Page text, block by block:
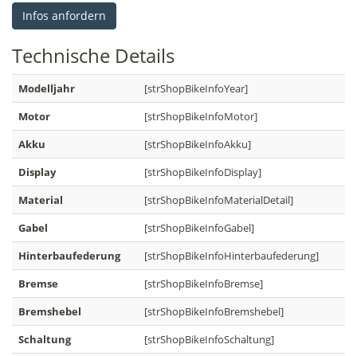
Infos anfordern
Technische Details
Modelljahr
[strShopBikeInfoYear]
Motor
[strShopBikeInfoMotor]
Akku
[strShopBikeInfoAkku]
Display
[strShopBikeInfoDisplay]
Material
[strShopBikeInfoMaterialDetail]
Gabel
[strShopBikeInfoGabel]
Hinterbaufederung
[strShopBikeInfoHinterbaufederung]
Bremse
[strShopBikeInfoBremse]
Bremshebel
[strShopBikeInfoBremshebel]
Schaltung
[strShopBikeInfoSchaltung]